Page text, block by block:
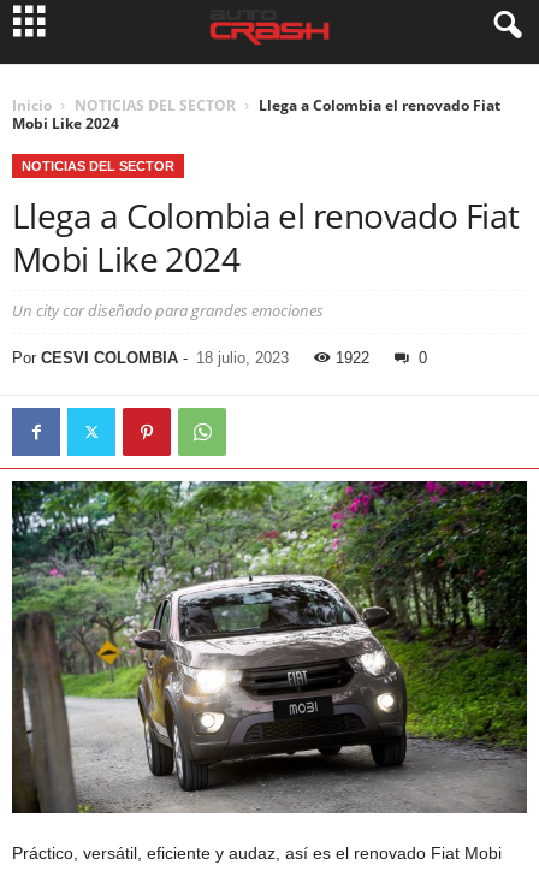
Inicio NOTICIAS DEL SECTOR
Llega a Colombia el renovado Fiat
Mobi Like 2024
NOTICIAS DEL SECTOR
Llega a Colombia el renovado Fiat
Mobi Like 2024
Un city car diseñado para grandes emociones
Por CESVI COLOMBIA - 18 julio, 2023 1922 0
Práctico, versátil, eficiente y audaz, así es el renovado Fiat Mobi